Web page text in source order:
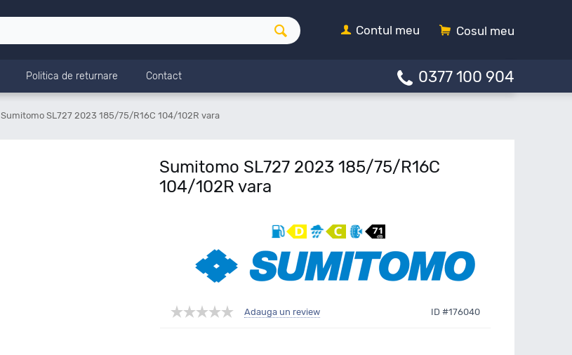
Cosul meu
Contul meu
Politica de returnare Contact 0377 100 904
Sumitomo SL727 2023 185/75/R16C 104/102R vara
Sumitomo SL727 2023 185/75/R16C
104/102R vara
Adauga un review ID #176040